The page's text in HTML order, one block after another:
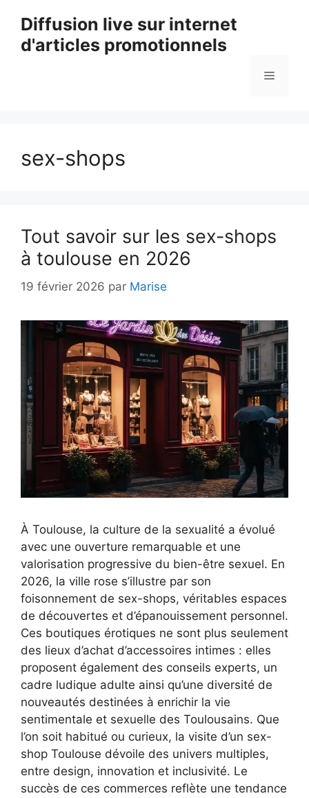
contenu
Diffusion live sur internet
d'articles promotionnels
Menu
sex-shops
Tout savoir sur les sex-shops
à toulouse en 2026
19 février 2026 par Marise
À Toulouse, la culture de la sexualité a évolué
avec une ouverture remarquable et une
valorisation progressive du bien-être sexuel. En
2026, la ville rose s’illustre par son
foisonnement de sex-shops, véritables espaces
de découvertes et d’épanouissement personnel.
Ces boutiques érotiques ne sont plus seulement
des lieux d’achat d’accessoires intimes : elles
proposent également des conseils experts, un
cadre ludique adulte ainsi qu’une diversité de
nouveautés destinées à enrichir la vie
sentimentale et sexuelle des Toulousains. Que
l’on soit habitué ou curieux, la visite d’un sex-
shop Toulouse dévoile des univers multiples,
entre design, innovation et inclusivité. Le
succès de ces commerces reflète une tendance